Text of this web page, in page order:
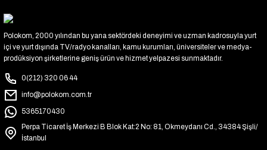
Polokom, 2000 yılından bu yana sektördeki deneyimi ve uzman kadrosuyla yurt
içi ve yurt dışında TV/radyo kanalları, kamu kurumları, üniversiteler ve medya-
prodüksiyon şirketlerine geniş ürün ve hizmet yelpazesi sunmaktadır.
0(212) 320 06 44
info@polokom.com.tr
5365170430
Perpa Ticaret İş Merkezi B Blok Kat:2 No: 81, Okmeydanı Cd., 34384 Şişli/
İstanbul